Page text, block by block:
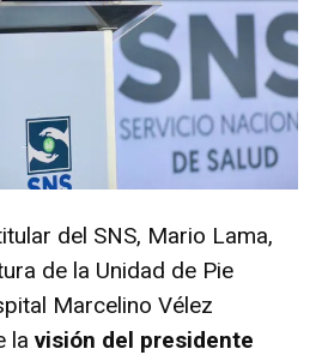
del SNS, Mario Lama,
de la Unidad de Pie
Marcelino Vélez
la visión del presidente